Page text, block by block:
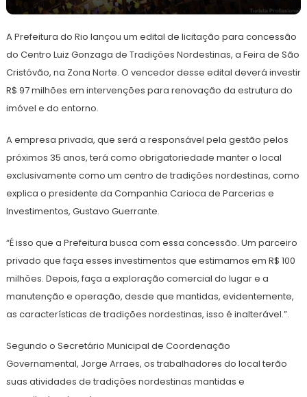
24
abril
de
Redação
A Prefeitura do Rio lançou um edital de licitação para concessão
do Centro Luiz Gonzaga de Tradições Nordestinas, a Feira de São
Cristóvão, na Zona Norte. O vencedor desse edital deverá investir
R$ 97 milhões em intervenções para renovação da estrutura do
imóvel e do entorno.
A empresa privada, que será a responsável pela gestão pelos
próximos 35 anos, terá como obrigatoriedade manter o local
exclusivamente como um centro de tradições nordestinas, como
explica o presidente da Companhia Carioca de Parcerias e
Investimentos, Gustavo Guerrante.
“É isso que a Prefeitura busca com essa concessão. Um parceiro
privado que faça esses investimentos que estimamos em R$ 100
milhões. Depois, faça a exploração comercial do lugar e a
manutenção e operação, desde que mantidas, evidentemente,
as características de tradições nordestinas, isso é inalterável.”.
Segundo o Secretário Municipal de Coordenação
Governamental, Jorge Arraes, os trabalhadores do local terão
suas atividades de tradições nordestinas mantidas e